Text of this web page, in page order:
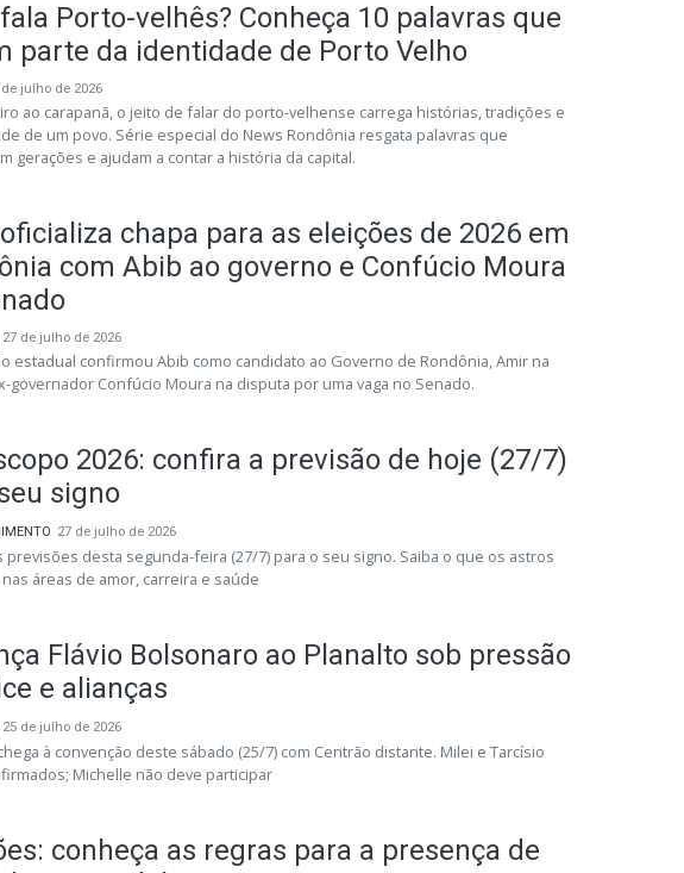
Porto-velhês? Conheça 10 palavras que
parte da identidade de Porto Velho
de julho de 2026
ao carapanã, o jeito de falar do porto-velhense carrega histórias, tradições e
de um povo. Série especial do News Rondônia resgata palavras que
gerações e ajudam a contar a história da capital.
chapa para as eleições de 2026 em
com Abib ao governo e Confúcio Moura
27 de julho de 2026
estadual confirmou Abib como candidato ao Governo de Rondônia, Amir na
governador Confúcio Moura na disputa por uma vaga no Senado.
2026: confira a previsão de hoje (27/7)
signo
27 de julho de 2026
previsões desta segunda-feira (27/7) para o seu signo. Saiba o que os astros
áreas de amor, carreira e saúde
Flávio Bolsonaro ao Planalto sob pressão
e alianças
25 de julho de 2026
à convenção deste sábado (25/7) com Centrão distante. Milei e Tarcísio
Michelle não deve participar
conheça as regras para a presença de